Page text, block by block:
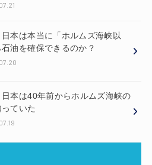
本は本当に「ホルムズ海峡以
油を確保できるのか？
本は40年前からホルムズ海峡の
ていた